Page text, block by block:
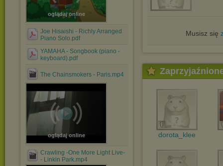
oglądaj online
Joe Hisaishi - Richly Arranged
Piano Solo.pdf
YAMAHA - Songbook (piano -
keyboard).pdf
The Chainsmokers - Paris.mp4
oglądaj online
Crawling -One More Light Live-
- Linkin Park.mp4
Musisz się
dorota_klee